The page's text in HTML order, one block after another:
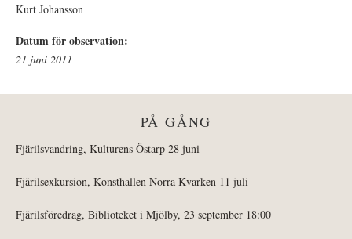
Kurt Johansson
Datum för observation:
21 juni 2011
PÅ GÅNG
Fjärilsvandring, Kulturens Östarp 28 juni
Fjärilsexkursion, Konsthallen Norra Kvarken 11 juli
Fjärilsföredrag, Biblioteket i Mjölby, 23 september 18:00